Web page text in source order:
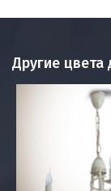
Другие